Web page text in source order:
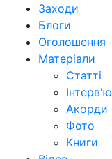
Заходи
Блоги
Оголошення
Матеріали
Статті
Інтерв'ю
Акорди
Фото
Книги